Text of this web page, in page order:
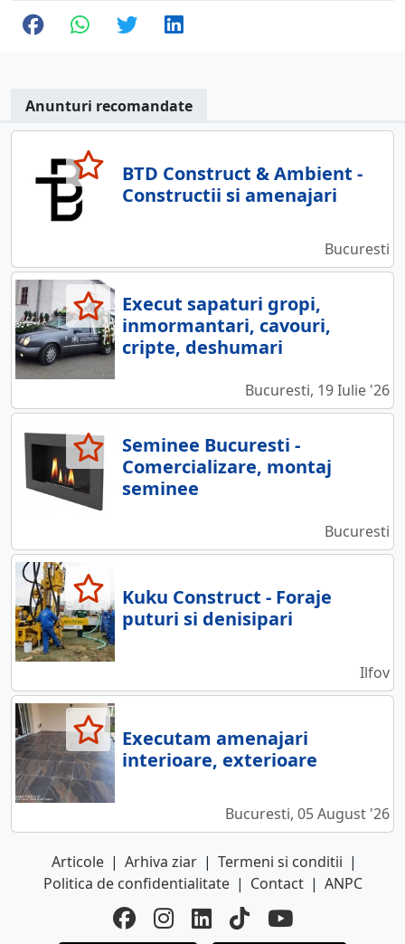
Anunturi recomandate
BTD Construct & Ambient -
Constructii si amenajari
Bucuresti
Execut sapaturi gropi,
inmormantari, cavouri,
cripte, deshumari
Bucuresti, 19 Iulie '26
Seminee Bucuresti -
Comercializare, montaj
seminee
Bucuresti
Kuku Construct - Foraje
puturi si denisipari
Ilfov
Executam amenajari
interioare, exterioare
Bucuresti, 05 August '26
Articole | Arhiva ziar | Termeni si conditii |
Politica de confidentialitate | Contact | ANPC